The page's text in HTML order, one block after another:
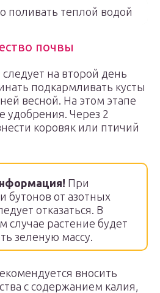
поливать теплой водой
почвы
на второй день
подкармливать кусты
весной. На этом этапе
удобрения. Через 2
коровяк или птичий
При
бутонов от азотных
отказаться. В
случае растение будет
зеленую массу.
вносить
с содержанием калия,